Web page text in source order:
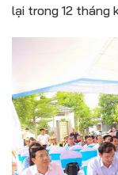
lại trong 12 tháng